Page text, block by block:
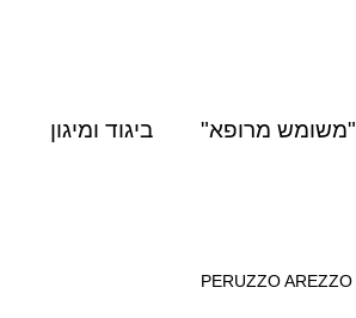
"משומש מרופא" ביגוד ומיגון